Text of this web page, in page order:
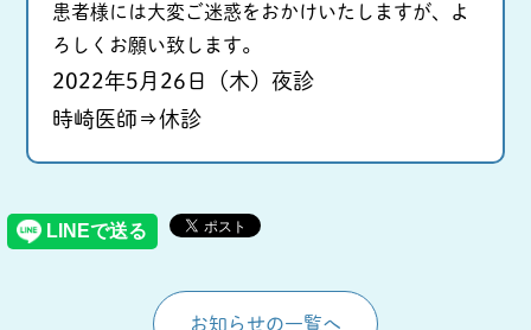
患者様には大変ご迷惑をおかけいたしますが、よ
ろしくお願い致します。
2022年5月26日（木）夜診
時崎医師⇒休診
お知らせの一覧へ